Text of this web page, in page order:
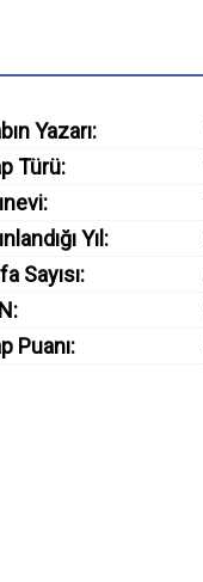
Yazarı:
Türü:
Yıl:
Sayısı:
Puanı: